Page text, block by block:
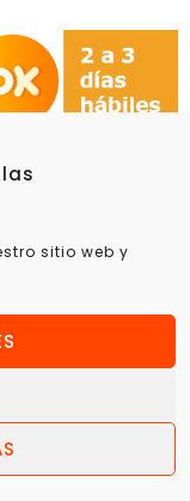
sitio web y
Ciencia y